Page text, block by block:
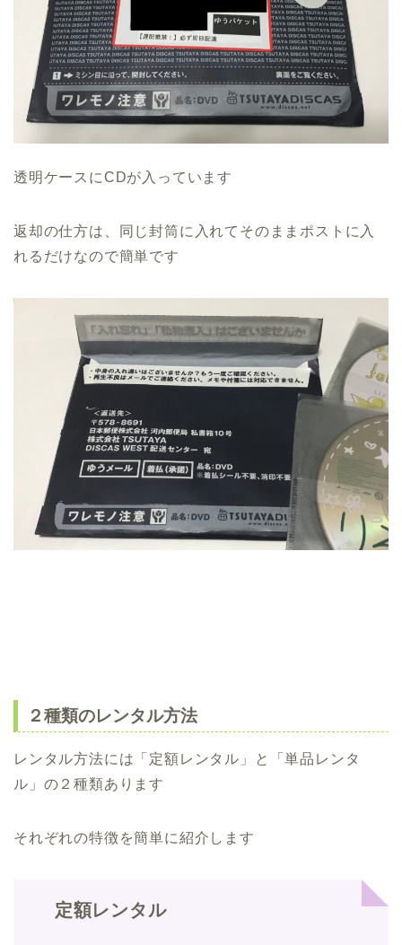
透明ケースにCDが入っています
返却の仕方は、同じ封筒に入れてそのままポストに入
れるだけなので簡単です
２種類のレンタル方法
レンタル方法には「定額レンタル」と「単品レンタ
ル」の２種類あります
それぞれの特徴を簡単に紹介します
定額レンタル